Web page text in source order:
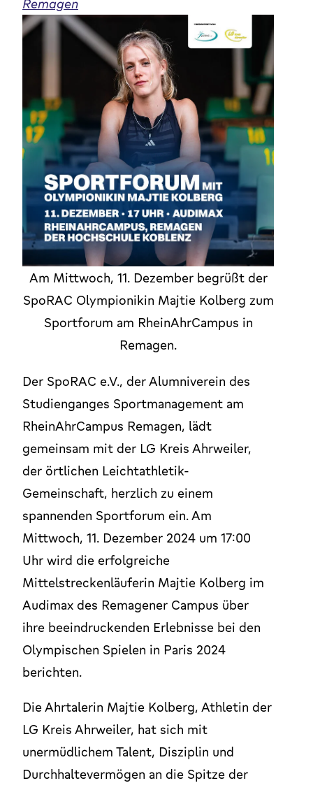
Remagen
Am Mittwoch, 11. Dezember begrüßt der
SpoRAC Olympionikin Majtie Kolberg zum
Sportforum am RheinAhrCampus in
Remagen.
Der SpoRAC e.V., der Alumniverein des
Studienganges Sportmanagement am
RheinAhrCampus Remagen, lädt
gemeinsam mit der LG Kreis Ahrweiler,
der örtlichen Leichtathletik-
Gemeinschaft, herzlich zu einem
spannenden Sportforum ein. Am
Mittwoch, 11. Dezember 2024 um 17:00
Uhr wird die erfolgreiche
Mittelstreckenläuferin Majtie Kolberg im
Audimax des Remagener Campus über
ihre beeindruckenden Erlebnisse bei den
Olympischen Spielen in Paris 2024
berichten.
Die Ahrtalerin Majtie Kolberg, Athletin der
LG Kreis Ahrweiler, hat sich mit
unermüdlichem Talent, Disziplin und
Durchhaltevermögen an die Spitze der